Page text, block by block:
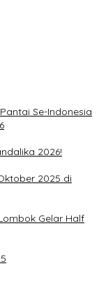
Se-Indonesia
2026!
2025 di
Gelar Half